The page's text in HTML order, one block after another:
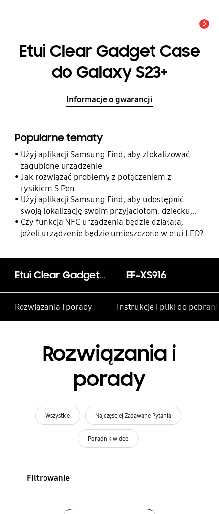
3
Etui Clear Gadget Case
do Galaxy S23+
Informacje o gwarancji
Popularne tematy
Użyj aplikacji Samsung Find, aby zlokalizować
zagubione urządzenie
Jak rozwiązać problemy z połączeniem z
rysikiem S Pen
Użyj aplikacji Samsung Find, aby udostępnić
swoją lokalizację swoim przyjaciołom, dziecku,
rodzinie i innym kontaktom
Czy funkcja NFC urządzenia będzie działała,
jeżeli urządzenie będzie umieszczone w etui LED?
Etui Clear Gadget Case do Galaxy S23+ EF-XS916
Rozwiązania i porady Instrukcje i pliki do
Rozwiązania i
porady
Wszystkie Najczęściej Zadawane Pytania
Poradnik wideo
Filtrowanie